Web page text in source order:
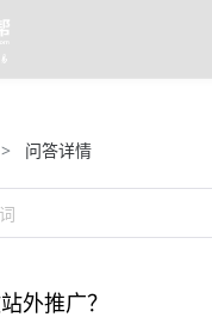
> 问答详情
外推广？